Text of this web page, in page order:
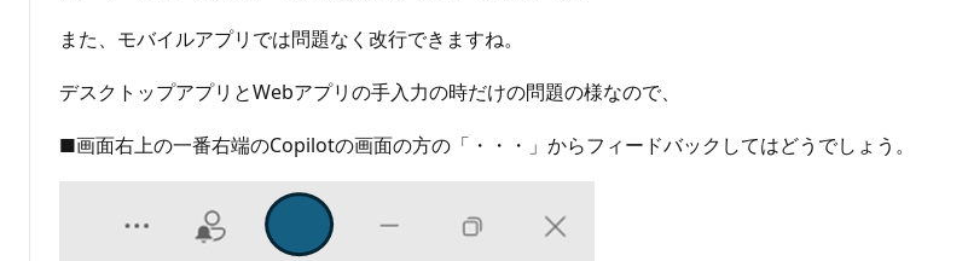
また、モバイルアプリでは問題なく改行できますね。
デスクトップアプリとWebアプリの手入力の時だけの問題の様なので、
■画面右上の一番右端のCopilotの画面の方の「・・・」からフィードバックしてはどうでしょう。